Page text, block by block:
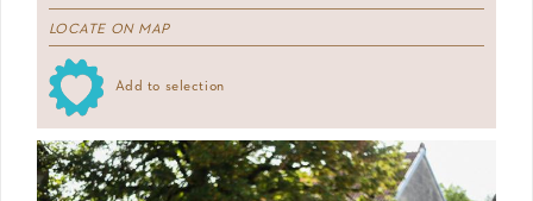
LOCATE ON MAP
Add to selection